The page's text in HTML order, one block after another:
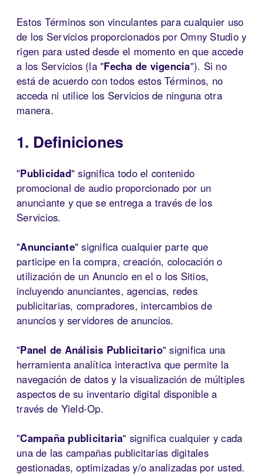
Estos Términos son vinculantes para cualquier uso
de los Servicios proporcionados por Omny Studio y
rigen para usted desde el momento en que accede
a los Servicios (la "Fecha de vigencia"). Si no
está de acuerdo con todos estos Términos, no
acceda ni utilice los Servicios de ninguna otra
manera.
1. Definiciones
"Publicidad" significa todo el contenido
promocional de audio proporcionado por un
anunciante y que se entrega a través de los
Servicios.
"Anunciante" significa cualquier parte que
participe en la compra, creación, colocación o
utilización de un Anuncio en el o los Sitios,
incluyendo anunciantes, agencias, redes
publicitarias, compradores, intercambios de
anuncios y servidores de anuncios.
"Panel de Análisis Publicitario" significa una
herramienta analítica interactiva que permite la
navegación de datos y la visualización de múltiples
aspectos de su inventario digital disponible a
través de Yield-Op.
"Campaña publicitaria" significa cualquier y cada
una de las campañas publicitarias digitales
gestionadas, optimizadas y/o analizadas por usted.